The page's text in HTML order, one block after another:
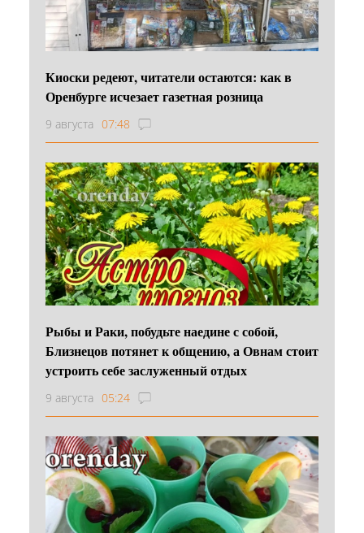
Киоски редеют, читатели остаются: как в
Оренбурге исчезает газетная розница
9 августа 07:48
Рыбы и Раки, побудьте наедине с собой,
Близнецов потянет к общению, а Овнам стоит
устроить себе заслуженный отдых
9 августа 05:24